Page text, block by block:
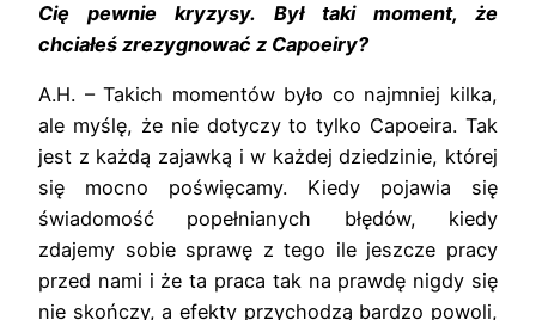
Cię pewnie kryzysy. Był taki moment, że
chciałeś zrezygnować z Capoeiry?
A.H. – Takich momentów było co najmniej kilka,
ale myślę, że nie dotyczy to tylko Capoeira. Tak
jest z każdą zajawką i w każdej dziedzinie, której
się mocno poświęcamy. Kiedy pojawia się
świadomość popełnianych błędów, kiedy
zdajemy sobie sprawę z tego ile jeszcze pracy
przed nami i że ta praca tak na prawdę nigdy się
nie skończy, a efekty przychodzą bardzo powoli,